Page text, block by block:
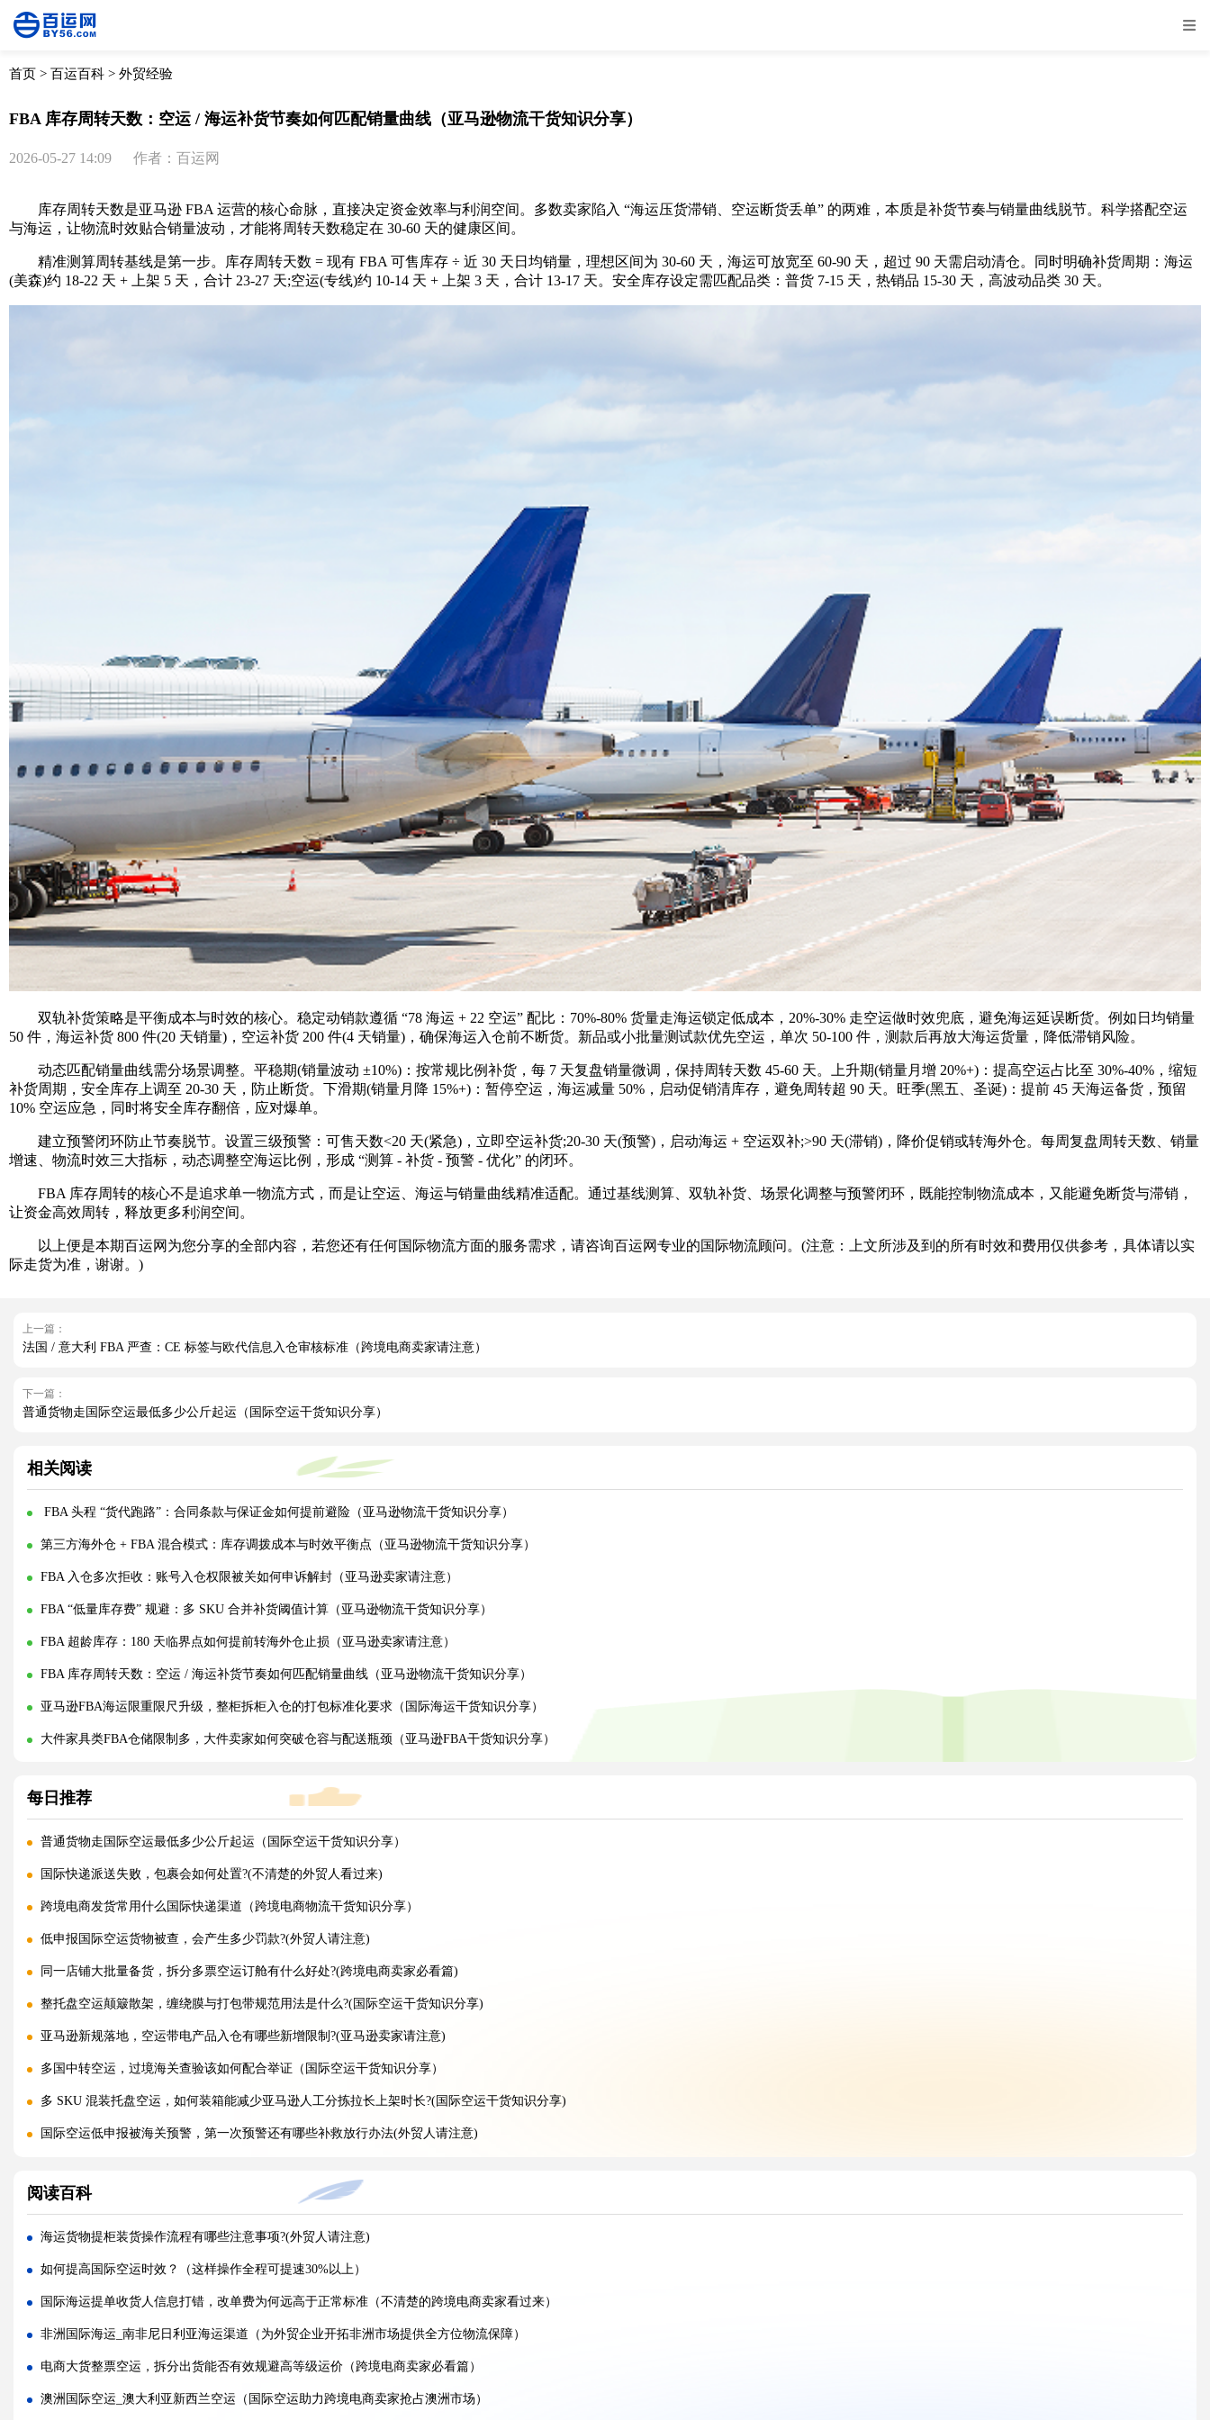
首页 > 百运百科 > 外贸经验
FBA 库存周转天数：空运 / 海运补货节奏如何匹配销量曲线（亚马逊物流干货知识分享）
2026-05-27 14:09 作者：百运网
库存周转天数是亚马逊 FBA 运营的核心命脉，直接决定资金效率与利润空间。多数卖家陷入 “海运压货滞销、空运断货丢单” 的两难，本质是补货节奏与销量曲线脱节。科学搭配空运
与海运，让物流时效贴合销量波动，才能将周转天数稳定在 30-60 天的健康区间。
精准测算周转基线是第一步。库存周转天数 = 现有 FBA 可售库存 ÷ 近 30 天日均销量，理想区间为 30-60 天，海运可放宽至 60-90 天，超过 90 天需启动清仓。同时明确补货周期：海运
(美森)约 18-22 天 + 上架 5 天，合计 23-27 天;空运(专线)约 10-14 天 + 上架 3 天，合计 13-17 天。安全库存设定需匹配品类：普货 7-15 天，热销品 15-30 天，高波动品类 30 天。
双轨补货策略是平衡成本与时效的核心。稳定动销款遵循 “78 海运 + 22 空运” 配比：70%-80% 货量走海运锁定低成本，20%-30% 走空运做时效兜底，避免海运延误断货。例如日均销量
50 件，海运补货 800 件(20 天销量)，空运补货 200 件(4 天销量)，确保海运入仓前不断货。新品或小批量测试款优先空运，单次 50-100 件，测款后再放大海运货量，降低滞销风险。
动态匹配销量曲线需分场景调整。平稳期(销量波动 ±10%)：按常规比例补货，每 7 天复盘销量微调，保持周转天数 45-60 天。上升期(销量月增 20%+)：提高空运占比至 30%-40%，缩短
补货周期，安全库存上调至 20-30 天，防止断货。下滑期(销量月降 15%+)：暂停空运，海运减量 50%，启动促销清库存，避免周转超 90 天。旺季(黑五、圣诞)：提前 45 天海运备货，预留
10% 空运应急，同时将安全库存翻倍，应对爆单。
建立预警闭环防止节奏脱节。设置三级预警：可售天数<20 天(紧急)，立即空运补货;20-30 天(预警)，启动海运 + 空运双补;>90 天(滞销)，降价促销或转海外仓。每周复盘周转天数、销量
增速、物流时效三大指标，动态调整空海运比例，形成 “测算 - 补货 - 预警 - 优化” 的闭环。
FBA 库存周转的核心不是追求单一物流方式，而是让空运、海运与销量曲线精准适配。通过基线测算、双轨补货、场景化调整与预警闭环，既能控制物流成本，又能避免断货与滞销，
让资金高效周转，释放更多利润空间。
以上便是本期百运网为您分享的全部内容，若您还有任何国际物流方面的服务需求，请咨询百运网专业的国际物流顾问。(注意：上文所涉及到的所有时效和费用仅供参考，具体请以实
际走货为准，谢谢。)
上一篇：
法国 / 意大利 FBA 严查：CE 标签与欧代信息入仓审核标准（跨境电商卖家请注意）
下一篇：
普通货物走国际空运最低多少公斤起运（国际空运干货知识分享）
相关阅读
FBA 头程 “货代跑路”：合同条款与保证金如何提前避险（亚马逊物流干货知识分享）
第三方海外仓 + FBA 混合模式：库存调拨成本与时效平衡点（亚马逊物流干货知识分享）
FBA 入仓多次拒收：账号入仓权限被关如何申诉解封（亚马逊卖家请注意）
FBA “低量库存费” 规避：多 SKU 合并补货阈值计算（亚马逊物流干货知识分享）
FBA 超龄库存：180 天临界点如何提前转海外仓止损（亚马逊卖家请注意）
FBA 库存周转天数：空运 / 海运补货节奏如何匹配销量曲线（亚马逊物流干货知识分享）
亚马逊FBA海运限重限尺升级，整柜拆柜入仓的打包标准化要求（国际海运干货知识分享）
大件家具类FBA仓储限制多，大件卖家如何突破仓容与配送瓶颈（亚马逊FBA干货知识分享）
每日推荐
普通货物走国际空运最低多少公斤起运（国际空运干货知识分享）
国际快递派送失败，包裹会如何处置?(不清楚的外贸人看过来)
跨境电商发货常用什么国际快递渠道（跨境电商物流干货知识分享）
低申报国际空运货物被查，会产生多少罚款?(外贸人请注意)
同一店铺大批量备货，拆分多票空运订舱有什么好处?(跨境电商卖家必看篇)
整托盘空运颠簸散架，缠绕膜与打包带规范用法是什么?(国际空运干货知识分享)
亚马逊新规落地，空运带电产品入仓有哪些新增限制?(亚马逊卖家请注意)
多国中转空运，过境海关查验该如何配合举证（国际空运干货知识分享）
多 SKU 混装托盘空运，如何装箱能减少亚马逊人工分拣拉长上架时长?(国际空运干货知识分享)
国际空运低申报被海关预警，第一次预警还有哪些补救放行办法(外贸人请注意)
亚马逊入仓排队，空派如何缩短上架等待时间?(亚马逊卖家必看篇)
跨境电商 FBA 空运，自主 VAT 清关和集体包税清关分别适配什么场景（亚马逊卖家请注意）
凌晨落地的红眼航班空运，末端机场分拣会额外拉长多久派送时效?(不清楚的外贸人看过来)
国际空运附加费有哪些（燃油、安检、操作费一览）
国际空运运价经常波动（影响空运价格的核心因素）
深圳盐田、蛇口、南沙港口海运出货，码头操作流程有何差异?(国际海运干货知识分享)
超长超宽货物走海运，提前需要向船公司申请哪些特殊许可?(不清楚的外贸人看过来)
阅读百科
海运货物提柜装货操作流程有哪些注意事项?(外贸人请注意)
如何提高国际空运时效？（这样操作全程可提速30%以上）
国际海运提单收货人信息打错，改单费为何远高于正常标准（不清楚的跨境电商卖家看过来）
非洲国际海运_南非尼日利亚海运渠道（为外贸企业开拓非洲市场提供全方位物流保障）
电商大货整票空运，拆分出货能否有效规避高等级运价（跨境电商卖家必看篇）
澳洲国际空运_澳大利亚新西兰空运（国际空运助力跨境电商卖家抢占澳洲市场）